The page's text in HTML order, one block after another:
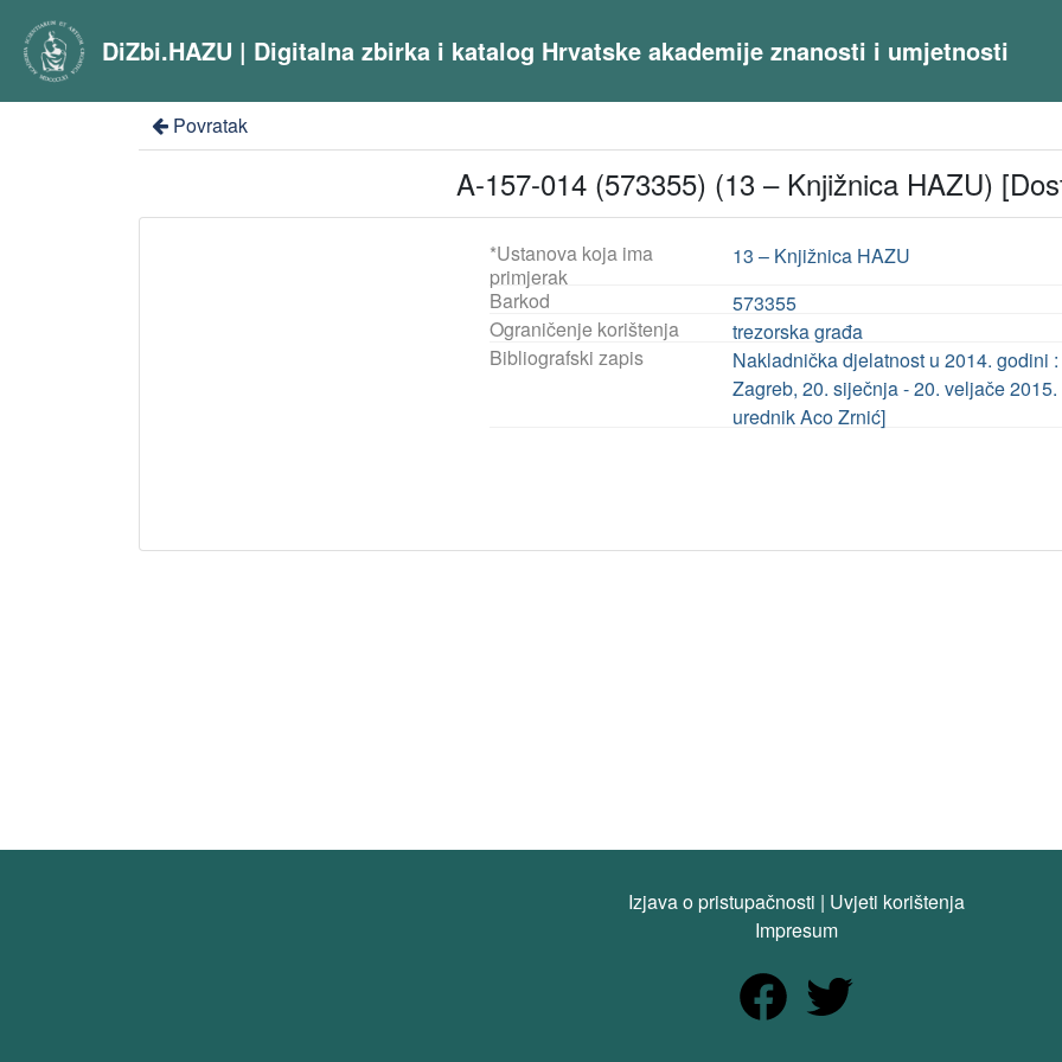
DiZbi.HAZU | Digitalna zbirka i katalog Hrvatske akademije znanosti i umjetnosti
Povratak
A-157-014 (573355) (13 – Knjižnica HAZU)
*Ustanova koja ima
primjerak
13 – Knjižnica HAZU
Barkod
573355
Ograničenje korištenja
trezorska građa
Bibliografski zapis
Nakladnička djelatnost u 2014. godini
Zagreb, 20. siječnja - 20. veljače
urednik Aco Zrnić]
Izjava o pristupačnosti | Uvjeti korištenja
Impresum